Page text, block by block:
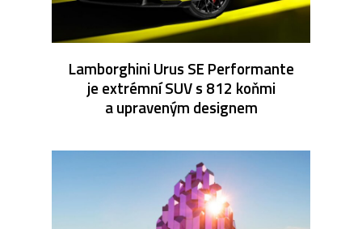
Lamborghini Urus SE Performante
je extrémní SUV s 812 koňmi
a upraveným designem